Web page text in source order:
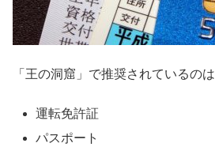
「王の洞窟」で推奨されているのは
運転免許証
パスポート